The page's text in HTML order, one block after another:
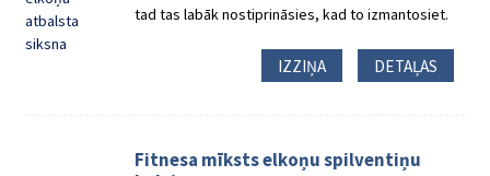
tad tas labāk nostiprināsies, kad to izmantosiet.
IZZIŅA DETAĻAS
Fitnesa mīksts elkoņu spilventiņu